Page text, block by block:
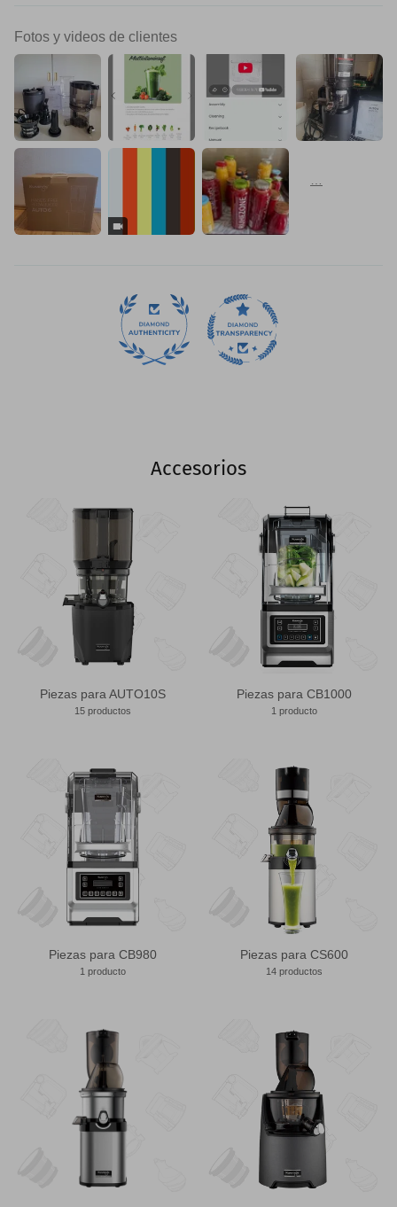
Fotos y videos de clientes
Accesorios
Piezas para AUTO10S
15 productos
Piezas para CB1000
1 producto
Piezas para CB980
1 producto
Piezas para CS600
14 productos